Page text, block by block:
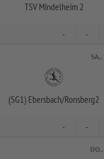
TSV Mindelheim 2
- -
SA..
(SG1) Ebersbach/Ronsberg2
- -
DO..